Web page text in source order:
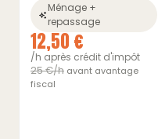
Ménage +
repassage
12,50 €
/h après crédit d'impôt
25 €/h avant avantage
fiscal